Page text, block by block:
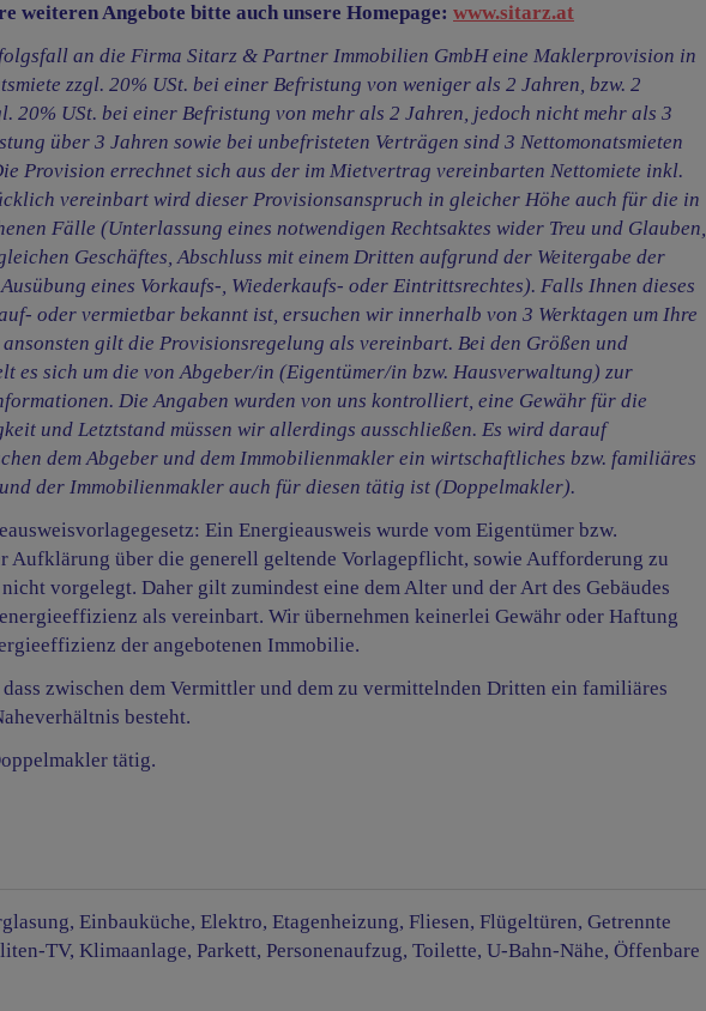
weiteren Angebote bitte auch unsere Homepage: www.sitarz.at
an die Firma Sitarz & Partner Immobilien GmbH eine Maklerprovision in
zzgl. 20% USt. bei einer Befristung von weniger als 2 Jahren, bzw. 2
20% USt. bei einer Befristung von mehr als 2 Jahren, jedoch nicht mehr als 3
über 3 Jahren sowie bei unbefristeten Verträgen sind 3 Nettomonatsmieten
Provision errechnet sich aus der im Mietvertrag vereinbarten Nettomiete inkl.
vereinbart wird dieser Provisionsanspruch in gleicher Höhe auch für die in
Fälle (Unterlassung eines notwendigen Rechtsaktes wider Treu und Glauben,
Geschäftes, Abschluss mit einem Dritten aufgrund der Weitergabe der
eines Vorkaufs-, Wiederkaufs- oder Eintrittsrechtes). Falls Ihnen dieses
oder vermietbar bekannt ist, ersuchen wir innerhalb von 3 Werktagen um Ihre
gilt die Provisionsregelung als vereinbart. Bei den Größen und
es sich um die von Abgeber/in (Eigentümer/in bzw. Hausverwaltung) zur
Die Angaben wurden von uns kontrolliert, eine Gewähr für die
und Letztstand müssen wir allerdings ausschließen. Es wird darauf
dem Abgeber und dem Immobilienmakler ein wirtschaftliches bzw. familiäres
der Immobilienmakler auch für diesen tätig ist (Doppelmakler).
Ein Energieausweis wurde vom Eigentümer bzw.
Aufklärung über die generell geltende Vorlagepflicht, sowie Aufforderung zu
vorgelegt. Daher gilt zumindest eine dem Alter und der Art des Gebäudes
als vereinbart. Wir übernehmen keinerlei Gewähr oder Haftung
der angebotenen Immobilie.
zwischen dem Vermittler und dem zu vermittelnden Dritten ein familiäres
besteht.
tätig.
Einbauküche Elektro Etagenheizung Fliesen Flügeltüren Getrennte
TV Klimaanlage Parkett Personenaufzug Toilette U-Bahn-Nähe Öffenbare